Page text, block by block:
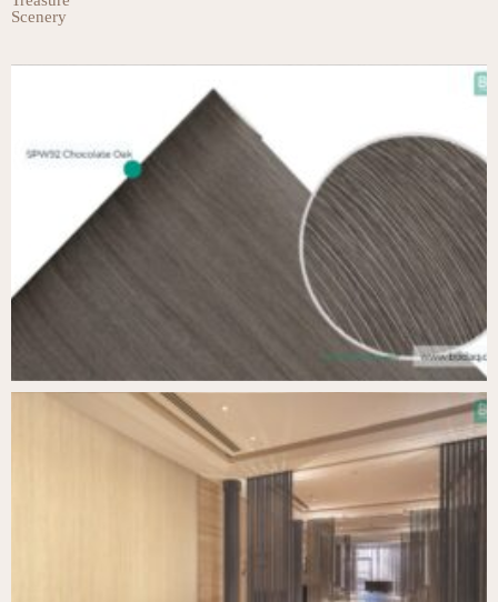
Scenery